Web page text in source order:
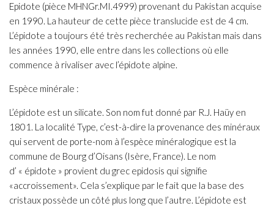
Epidote (pièce MHNGr.MI.4999) provenant du Pakistan acquise
en 1990. La hauteur de cette pièce translucide est de 4 cm.
L’épidote a toujours été très recherchée au Pakistan mais dans
les années 1990, elle entre dans les collections où elle
commence à rivaliser avec l’épidote alpine.
Espèce minérale :
L’épidote est un silicate. Son nom fut donné par R.J. Haüy en
1801. La localité Type, c’est-à-dire la provenance des minéraux
qui servent de porte-nom à l’espèce minéralogique est la
commune de Bourg d’Oisans (Isère, France). Le nom
d’ « épidote » provient du grec epidosis qui signifie
«accroissement». Cela s’explique par le fait que la base des
cristaux possède un côté plus long que l’autre. L’épidote est